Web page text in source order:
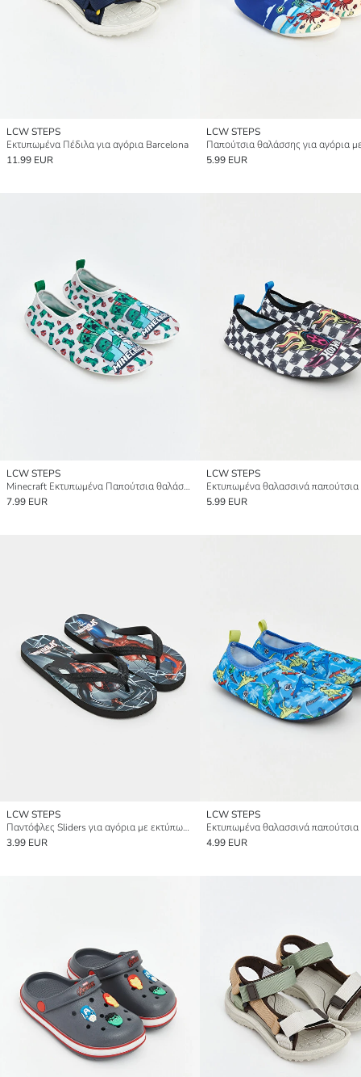
LCW STEPS
Εκτυπωμένα Πέδιλα για αγόρια Barcelona
11.99 EUR
LCW STEPS
5.99 EUR
LCW STEPS
Minecraft Εκτυπωμένα Παπούτσια θαλάσσης για αγόρια
7.99 EUR
LCW STEPS
5.99 EUR
LCW STEPS
Παντόφλες Sliders για αγόρια με εκτύπωση Spider-Man
3.99 EUR
LCW STEPS
4.99 EUR